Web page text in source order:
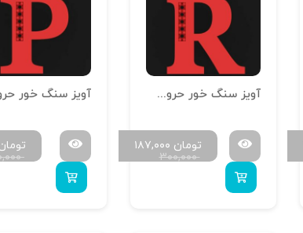
آویز سنگ خور حروف سایز کوچک H-MAYA-S-18
۳۰۰,۰۰۰
۱۸۷,۰۰۰ تومان